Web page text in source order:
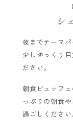
シ
夜までテーマ
少しゆっくり
ださい。
朝食ビュッフ
っぷりの朝食
過ごしください